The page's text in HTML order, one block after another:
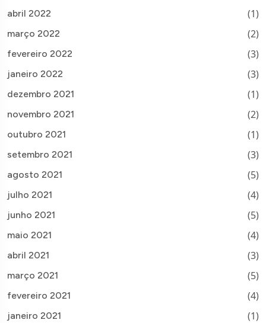
abril 2022 (1)
março 2022 (2)
fevereiro 2022 (3)
janeiro 2022 (3)
dezembro 2021 (1)
novembro 2021 (2)
outubro 2021 (1)
setembro 2021 (3)
agosto 2021 (5)
julho 2021 (4)
junho 2021 (5)
maio 2021 (4)
abril 2021 (3)
março 2021 (5)
fevereiro 2021 (4)
janeiro 2021 (1)